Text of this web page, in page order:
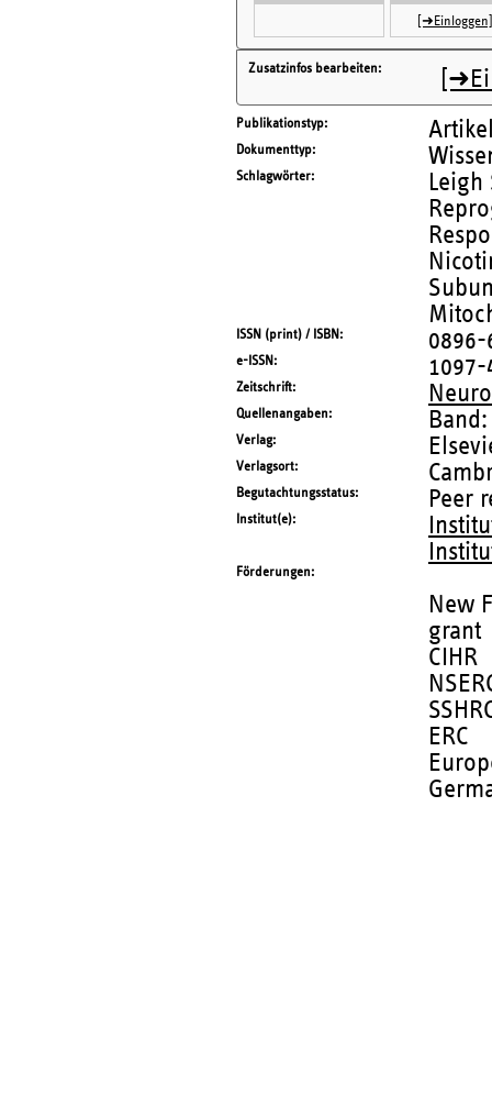
[➜Einloggen]
Zusatzinfos bearbeiten
Publikationstyp
Dokumenttyp
Schlagwörter
ISSN (print) / ISBN 0896-
e-ISSN 1097-
Zeitschrift
Quellenangaben
Verlag
Verlagsort
Begutachtungsstatus Peer
Institut(e)
Förderungen
New
grant
CIHR
ERC